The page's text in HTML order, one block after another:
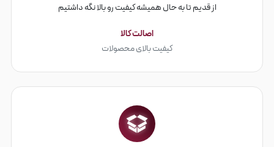
از قدیم تا به حال همیشه کیفیت رو بالا نگه داشتیم
اصالت کالا
کیفیت بالای محصولات